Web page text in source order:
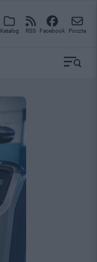
Katalog RSS Facebook Poczta